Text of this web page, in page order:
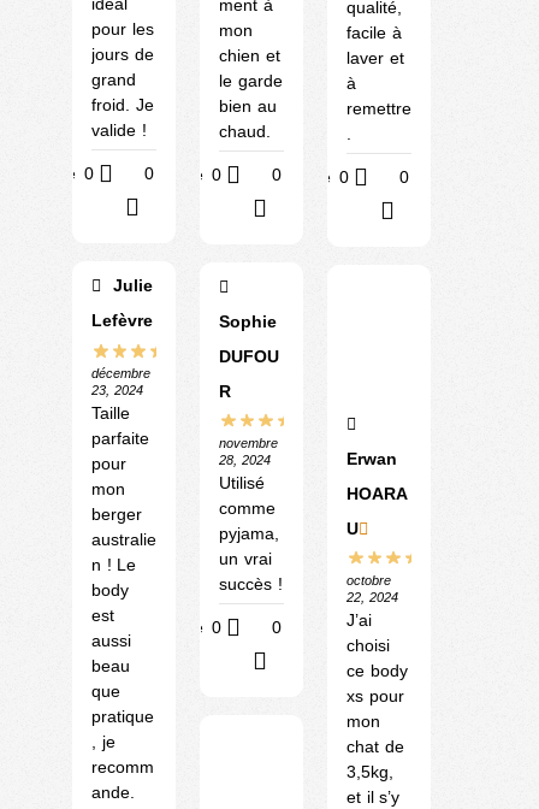
idéal
pour les
jours de
grand
froid. Je
valide !
Utile 0 0
Julie
Lefèvre
décembre
23, 2024
Taille
parfaite
pour
mon
berger
australie
n ! Le
body
est
aussi
beau
que
pratique
, je
recomm
ande.
ment à
mon
chien et
le garde
bien au
chaud.
Utile 0 0
Sophie
DUFOU
R
novembre
28, 2024
Utilisé
comme
pyjama,
un vrai
succès !
Utile 0 0
qualité,
facile à
laver et
à
remettre
Utile 0 0
Erwan
HOARA
U
octobre
22, 2024
J’ai
choisi
ce body
xs pour
mon
chat de
3,5kg,
et il s’y